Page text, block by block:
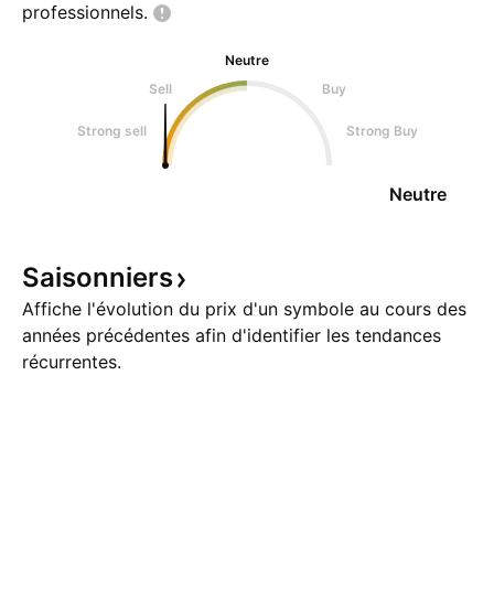
professionnels.
Neutre
Sell
Buy
Strong sell Strong Buy
Neutre
Saisonniers
Affiche l'évolution du prix d'un symbole au cours des
années précédentes afin d'identifier les tendances
récurrentes.